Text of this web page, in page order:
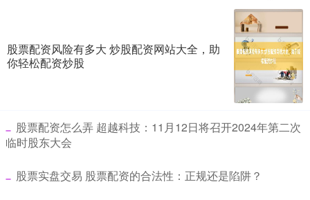
股票配资风险有多大 炒股配资网站大全，助
你轻松配资炒股
​股票配资怎么弄 超越科技：11月12日将召开2024年第二次
临时股东大会
​股票实盘交易 股票配资的合法性：正规还是陷阱？